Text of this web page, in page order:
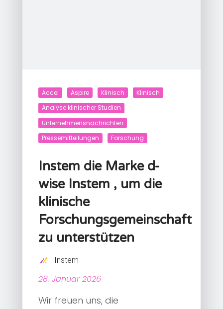
Accel Aspire Klinisch
Klinisch
Analyse klinischer Studien
Unternehmensnachrichten
Pressemitteilungen
Forschung
Instem die Marke d-
wise Instem , um die
klinische
Forschungsgemeinschaft
zu unterstützen
Instem
28. Januar 2026
Wir freuen uns, die